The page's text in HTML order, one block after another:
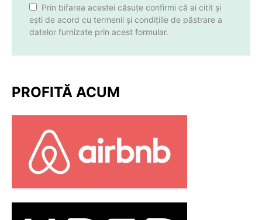
Prin bifarea acestei căsuțe confirmi că ai citit și
ești de acord cu termenii și condițiile de păstrare a
datelor furnizate prin acest formular.
PROFITĂ ACUM